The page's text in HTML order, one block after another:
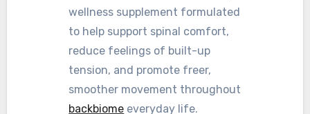
wellness supplement formulated
to help support spinal comfort,
reduce feelings of built-up
tension, and promote freer,
smoother movement throughout
backbiome everyday life.